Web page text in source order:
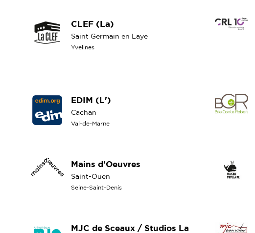
CLEF (La)
Saint Germain en Laye
Yvelines
EDIM (L')
Cachan
Val-de-Marne
Mains d'Oeuvres
Saint-Ouen
Seine-Saint-Denis
MJC de Sceaux / Studios La